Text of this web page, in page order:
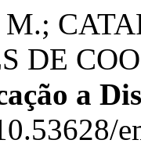
DE
a